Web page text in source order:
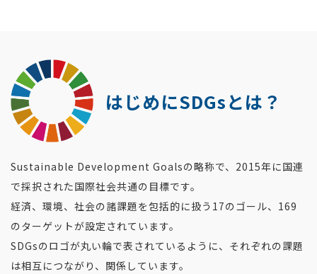
はじめにSDGsとは？
Sustainable Development Goalsの略称で、2015年に国連
で採択された国際社会共通の目標です。
経済、環境、社会の諸課題を包括的に扱う17のゴール、169
のターゲットが設定されています。
SDGsのロゴが丸い輪で表されているように、それぞれの課題
は相互につながり、関係しています。